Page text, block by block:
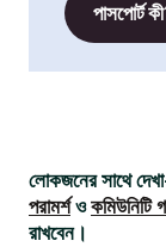
পাসপোর্ট
লোকজনের সাথে
পরামর্শওকমিউনিটি
রাখবেন।